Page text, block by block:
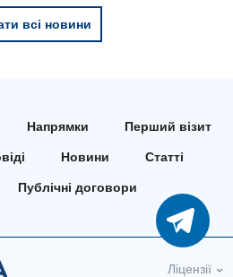
всі новини
Напрямки Перший візит
Новини Статті
Публічні договори
Ліцензії